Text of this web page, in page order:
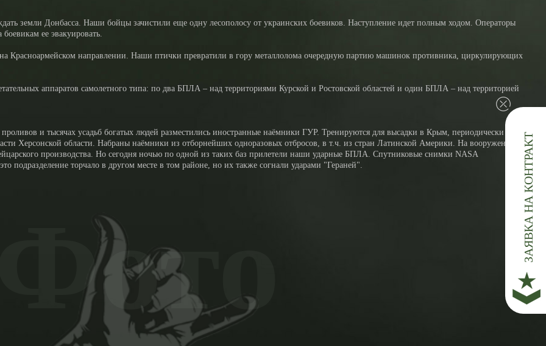
земли Донбасса. Наши бойцы зачистили еще одну лесополосу от украинских боевиков. Наступление идет полным ходом. Операторы
ее эвакуировать.
Красноармейском направлении. Наши птички превратили в гору металлолома очередную партию машинок противника, циркулирующих
аппаратов самолетного типа: по два БПЛА – над территориями Курской и Ростовской областей и один БПЛА – над территорией
и тысячах усадьб богатых людей разместились иностранные наёмники ГУР. Тренируются для высадки в Крым, периодически ходят к
Херсонской области. Набраны наёмники из отборнейших одноразовых отбросов, в т.ч. из стран Латинской Америки. На вооружении у
производства. Но сегодня ночью по одной из таких баз прилетели наши ударные БПЛА. Спутниковые снимки NASA
торчало в другом месте в том районе, но их также согнали ударами "Гераней".
ЗАЯВКА НА КОНТРАКТ